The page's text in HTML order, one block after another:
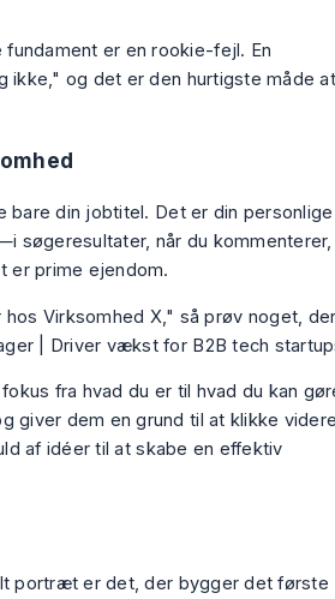
er en rookie-fejl. En
og det er den hurtigste måde
bare din jobtitel. Det er din personlige
søgeresultater, når du kommenterer,
er prime ejendom.
Virksomhed X," så prøv noget, der
| Driver vækst for B2B tech
fra hvad du er til hvad du kan
giver dem en grund til at klikke
af idéer til at skabe en effektiv
portræt er det, der bygger det første